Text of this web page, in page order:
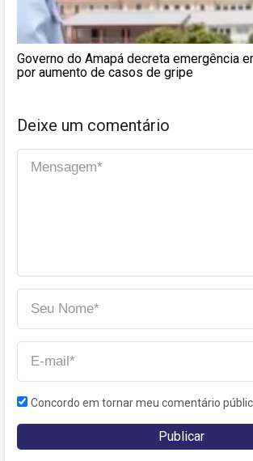
Governo do Amapá decreta emergência
por aumento de casos de gripe
Deixe um comentário
Concordo em tornar meu comentário